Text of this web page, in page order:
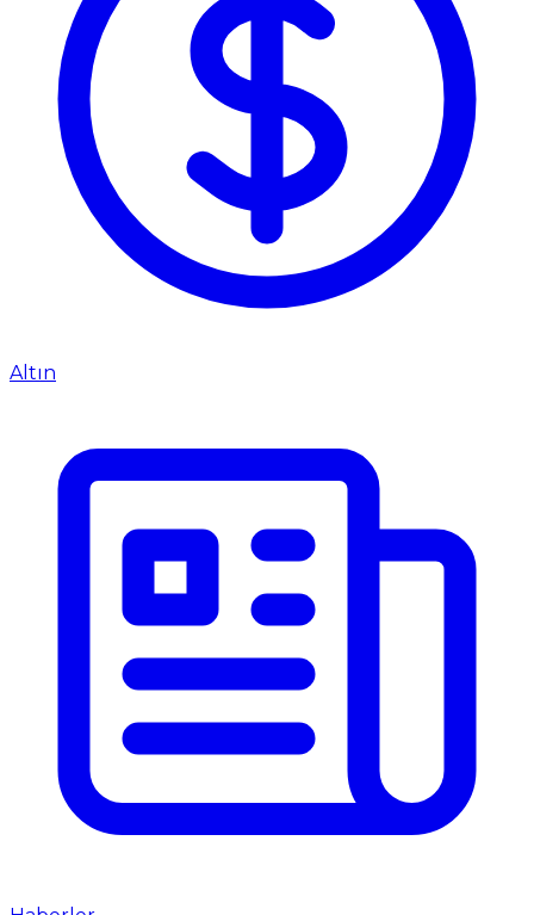
Altın